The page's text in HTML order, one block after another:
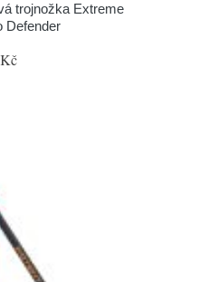
trojnožka Extreme
Defender